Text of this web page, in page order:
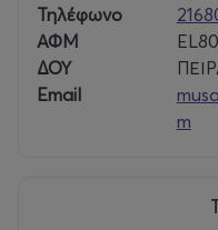
Τηλέφωνο
ΑΦΜ
ΔΟΥ
Email
m